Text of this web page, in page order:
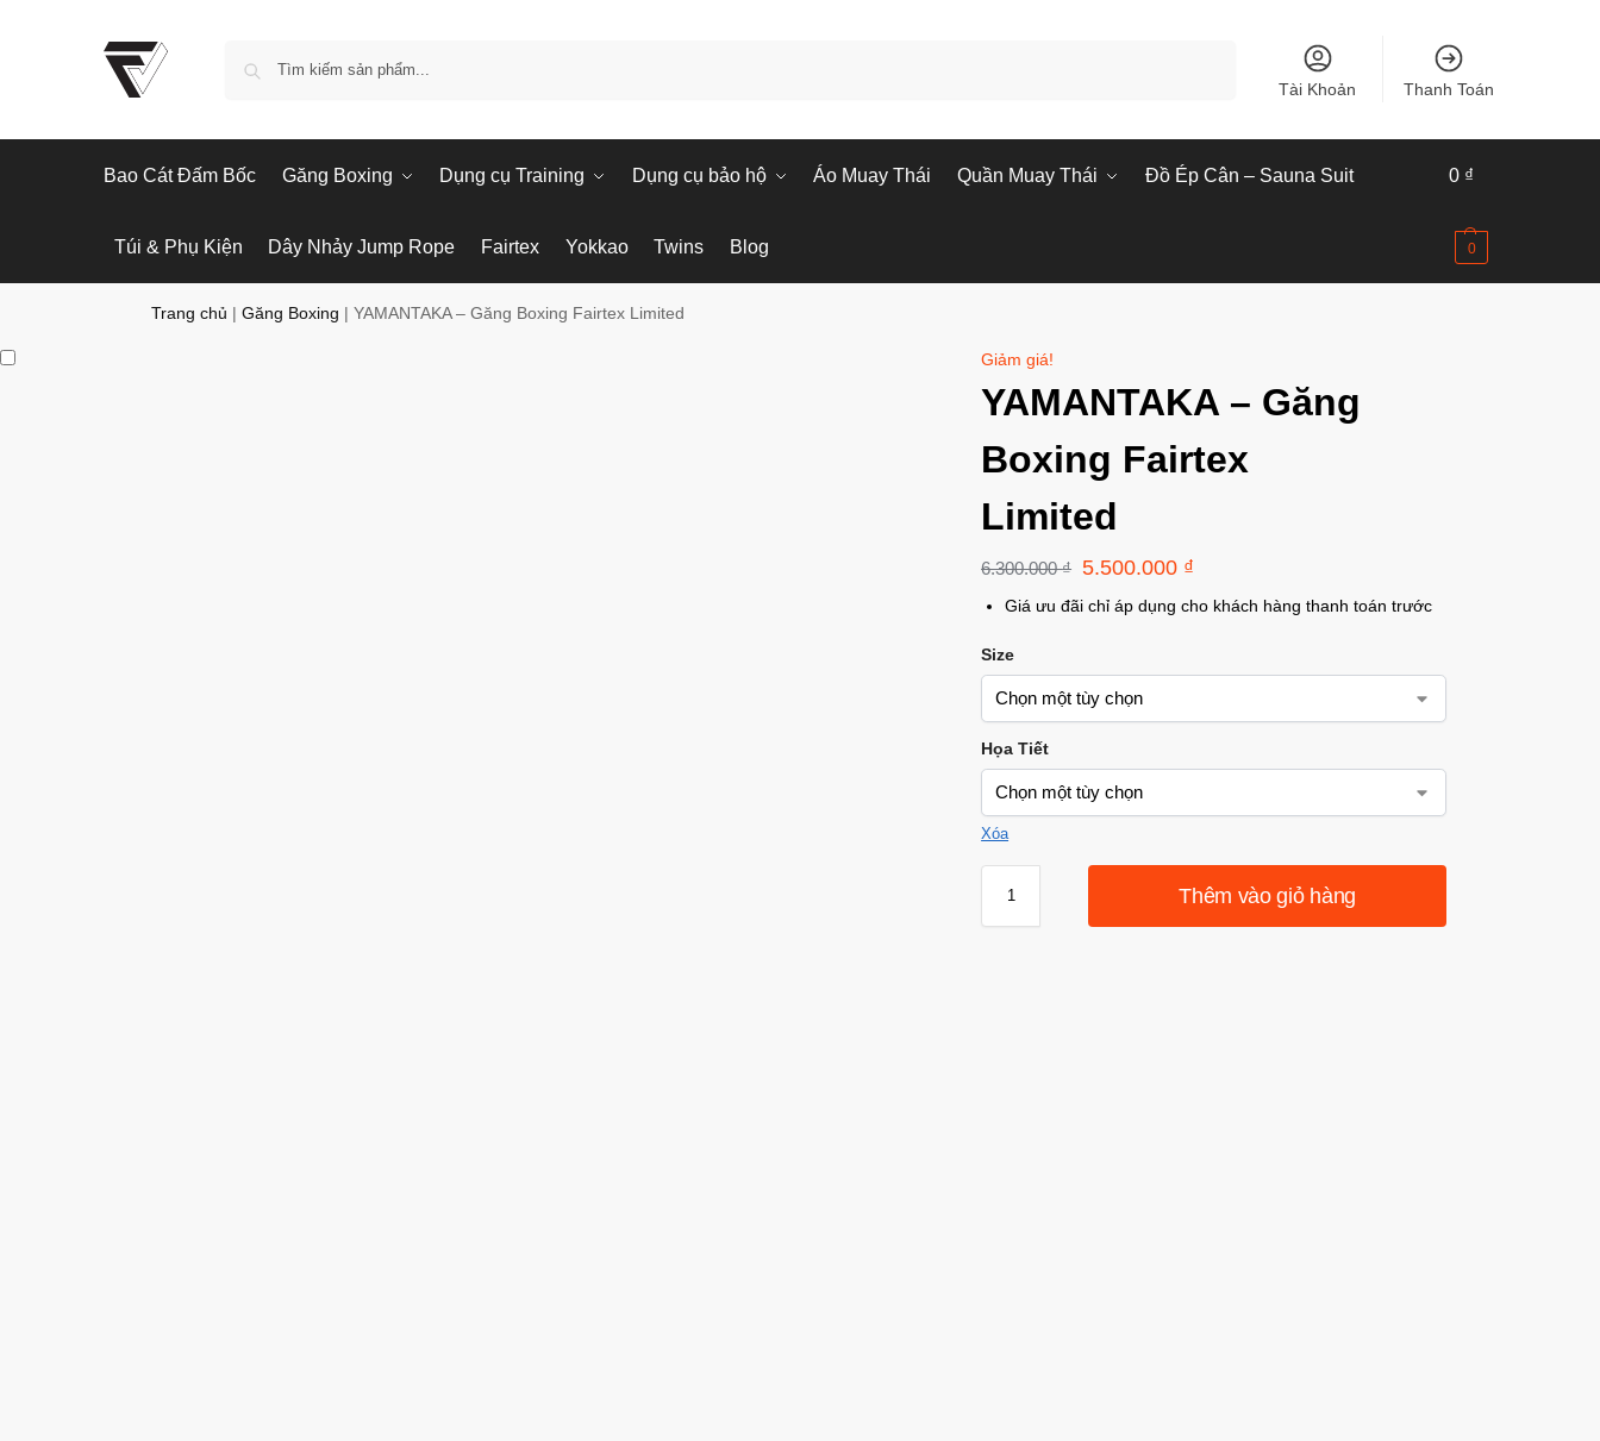
Tài Khoản Thanh Toán
Bao Cát Đấm Bốc Găng Boxing Dụng cụ Training Dụng cụ bảo hộ Áo Muay Thái Quần Muay Thái Đồ Ép Cân – Sauna Suit
Túi & Phụ Kiện Dây Nhảy Jump Rope Fairtex Yokkao Twins Blog
0 ₫
0
Trang chủ |Găng Boxing |YAMANTAKA – Găng Boxing Fairtex Limited
Giảm giá!
YAMANTAKA – Găng
Boxing Fairtex
Limited
6.300.000₫ 5.500.000 ₫
Giá ưu đãi chỉ áp dụng cho khách hàng thanh toán trước
Size
Họa Tiết
Xóa
Thêm vào giỏ hàng